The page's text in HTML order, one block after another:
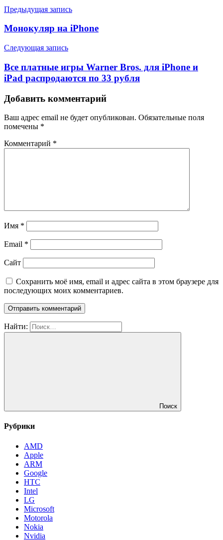
Предыдущая запись
Монокуляр на iPhone
Следующая запись
Все платные игры Warner Bros. для iPhone и
iPad распродаются по 33 рубля
Добавить комментарий
Ваш адрес email не будет опубликован. Обязательные поля
помечены *
Комментарий *
Имя *
Email *
Сайт
Сохранить моё имя, email и адрес сайта в этом браузере для
последующих моих комментариев.
Найти:
Поиск
Рубрики
AMD
Apple
ARM
Google
HTC
Intel
LG
Microsoft
Motorola
Nokia
Nvidia